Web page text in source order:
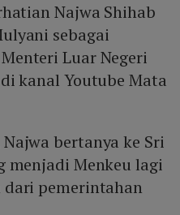
Najwa Shihab
sebagai
Luar Negeri
kanal Youtube Mata
bertanya ke Sri
Menkeu lagi
pemerintahan